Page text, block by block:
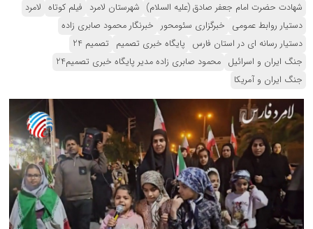
شهادت حضرت امام جعفر صادق (علیه السلام) شهرستان لامرد فیلم کوتاه لامرد
دستیار روابط عمومی خبرگزاری سئومحور خبرنگار محمود صابری زاده
دستیار رسانه ای در استان فارس پایگاه خبری تصمیم تصمیم 24
جنگ ایران و اسرائیل محمود صابری زاده مدیر پایگاه خبری تصمیم24
جنگ ایران و آمریکا